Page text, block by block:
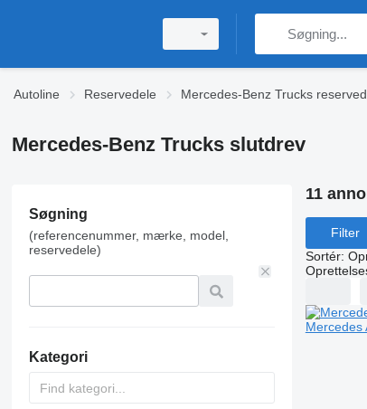
Autoline Reservedele Mercedes-Benz Trucks
Mercedes-Benz Trucks slutdrev
Søgning
(referencenummer, mærke, model,
reservedele)
Kategori
11
Filter
Sortér: